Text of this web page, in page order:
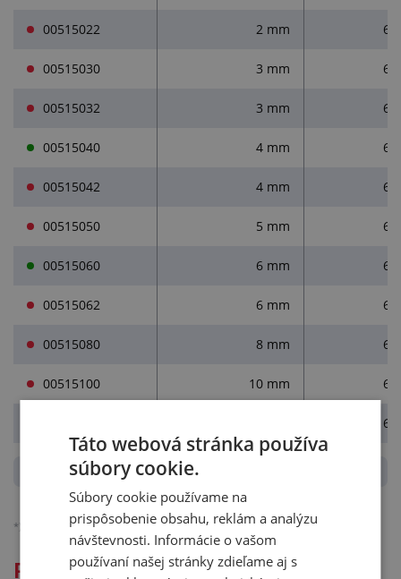
00515022 2 mm
00515030 3 mm
00515032 3 mm
00515040 4 mm
00515042 4 mm
00515050 5 mm
00515060 6 mm
00515062 6 mm
00515080 8 mm
00515100 10 mm
*) Ceny sú bez DPH, platné pre podnikateľov.Podrobnejšie o účtovaní DPH.
Podrobný popis: NOVOPLASTOVÁ
Táto webová stránka používa
súbory cookie.
Súbory cookie používame na
prispôsobenie obsahu, reklám a analýzu
návštevnosti. Informácie o vašom
používaní našej stránky zdieľame aj s